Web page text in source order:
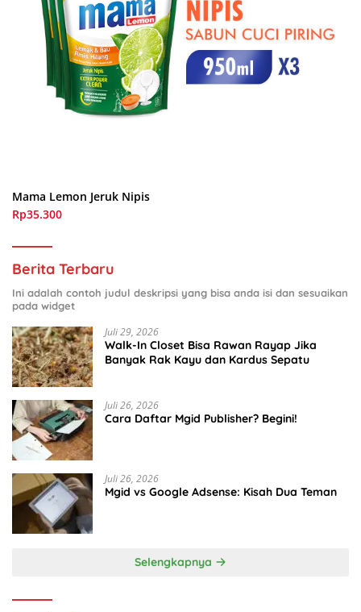
Mama Lemon Jeruk Nipis
Rp35.300
Berita Terbaru
Ini adalah contoh judul deskripsi yang bisa anda isi dan sesuaikan
pada widget
Juli 29, 2026
Walk-In Closet Bisa Rawan Rayap Jika
Banyak Rak Kayu dan Kardus Sepatu
Juli 26, 2026
Cara Daftar Mgid Publisher? Begini!
Juli 26, 2026
Mgid vs Google Adsense: Kisah Dua Teman
Selengkapnya